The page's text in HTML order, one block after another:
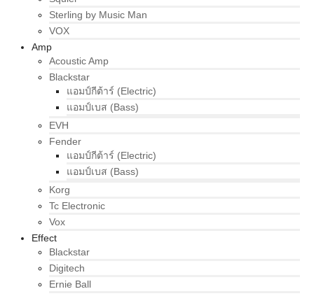
Sterling by Music Man
VOX
Amp
Acoustic Amp
Blackstar
แอมป์กีต้าร์ (Electric)
แอมป์เบส (Bass)
EVH
Fender
แอมป์กีต้าร์ (Electric)
แอมป์เบส (Bass)
Korg
Tc Electronic
Vox
Effect
Blackstar
Digitech
Ernie Ball